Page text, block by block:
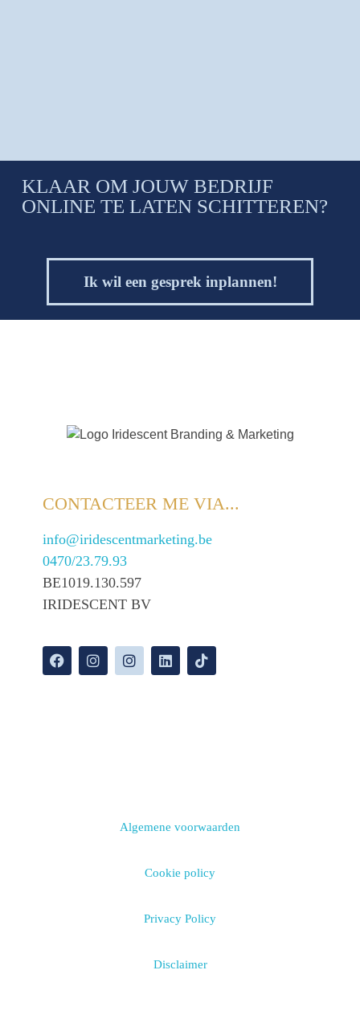
KLAAR OM JOUW BEDRIJF
ONLINE TE LATEN SCHITTEREN?
Ik wil een gesprek inplannen!
CONTACTEER ME VIA...
info@iridescentmarketing.be
0470/23.79.93
BE1019.130.597
IRIDESCENT BV
Algemene voorwaarden
Cookie policy
Privacy Policy
Disclaimer